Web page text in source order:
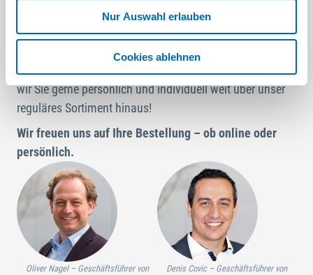
Nur Auswahl erlauben
Cookies ablehnen
Unser sorgfältig ausgewähltes Sortiment umfasst über
450.000 Artikel renommierter Marken der Branche.
Sollten Sie dennoch etwas vermissen oder spezielle
Anforderungen für ein größeres Projekt haben, betreuen
wir Sie gerne persönlich und individuell weit über unser
reguläres Sortiment hinaus!
Wir freuen uns auf Ihre Bestellung – ob online oder
persönlich.
Oliver Nagel – Geschäftsführer von
Denis Covic – Geschäftsführer von